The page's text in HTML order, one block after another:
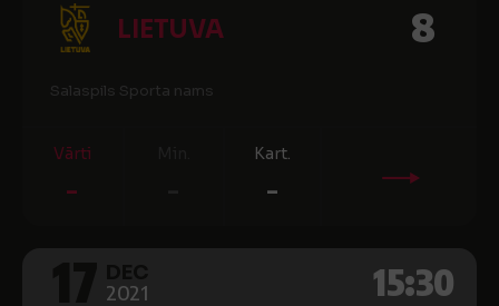
LIETUVA 8
Salaspils Sporta nams
Vārti
-
Kart.
-
2021 15:30